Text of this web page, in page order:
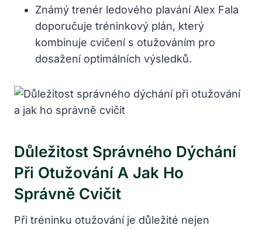
Známý trenér ledového plavání Alex Fala
doporučuje tréninkový plán, který
kombinuje cvičení s otužováním pro
dosažení optimálních výsledků.
Důležitost Správného Dýchání
Při Otužování A Jak Ho
Správně Cvičit
Při tréninku otužování je důležité nejen